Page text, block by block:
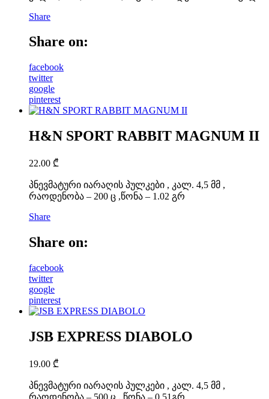
Share
Share on:
facebook
twitter
google
pinterest
H&N SPORT RABBIT MAGNUM II
22.00 ₾
პნევმატური იარაღის პულკები , კალ. 4,5 მმ ,
რაოდენობა – 200 ც ,წონა – 1.02 გრ
Share
Share on:
facebook
twitter
google
pinterest
JSB EXPRESS DIABOLO
19.00 ₾
პნევმატური იარაღის პულკები , კალ. 4,5 მმ ,
რაოდენობა – 500 ც , წონა – 0,51გრ